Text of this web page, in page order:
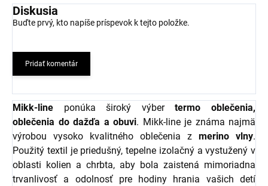
Diskusia
Buďte prvý, kto napíše príspevok k tejto položke.
Pridať komentár
Mikk-line ponúka široký výbertermo oblečenia,
oblečenia do dažďa a obuvi. Mikk-line je známa najmä
výrobou vysoko kvalitného oblečenia z merino vlny.
Použitý textil je priedušný, tepelne izolačný a vystužený v
oblasti kolien a chrbta, aby bola zaistená mimoriadna
trvanlivosť a odolnosť pre hodiny hrania vašich detí